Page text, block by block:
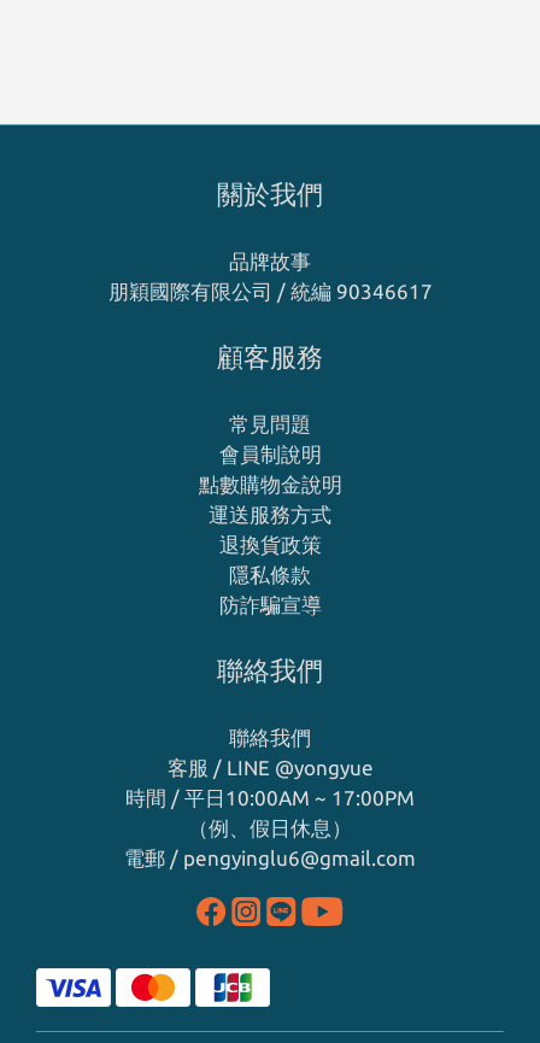
關於我們
品牌故事
朋穎國際有限公司 / 統編 90346617
顧客服務
常見問題
會員制說明
點數購物金說明
運送服務方式
退換貨政策
隱私條款
防詐騙宣導
聯絡我們
聯絡我們
客服 / LINE @yongyue
時間 / 平日10:00AM ~ 17:00PM
（例、假日休息）
電郵 / pengyinglu6@gmail.com